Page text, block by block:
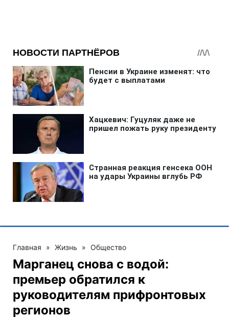
Главная » Жизнь » Общество
Марганец снова с водой:
премьер обратился к
руководителям прифронтовых
регионов